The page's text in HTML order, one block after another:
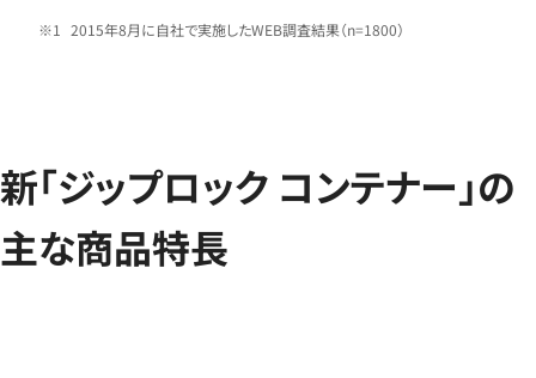
2015年8月に自社で実施したWEB調査結果（n=1800）
新「ジップロック コンテナー」の
主な商品特長